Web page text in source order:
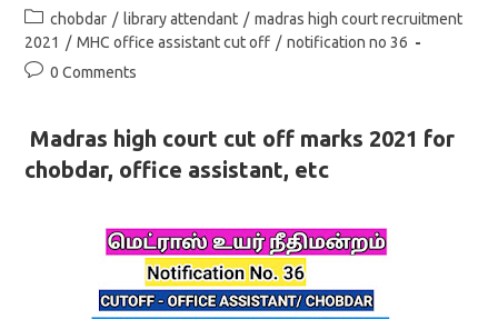
author:
published:
Post
category:
chobdar / library attendant / madras high court recruitment
2021 / MHC office assistant cut off / notification no 36
Post0 Comments
Madras high court cut off marks 2021 for
chobdar, office assistant, etc